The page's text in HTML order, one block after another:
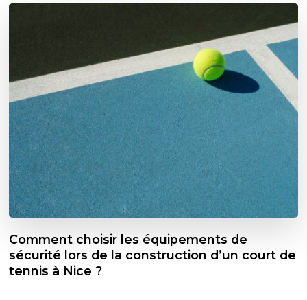
Comment choisir les équipements de
sécurité lors de la construction d’un court de
tennis à Nice ?